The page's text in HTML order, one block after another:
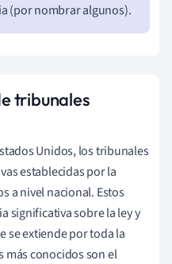
(por nombrar algunos).
tribunales
Unidos, los tribunales
establecidas por la
a nivel nacional. Estos
significativa sobre la ley y
se extiende por toda la
más conocidos son el